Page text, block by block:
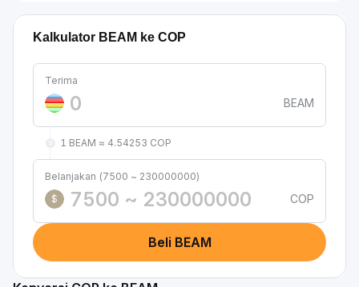
Kalkulator BEAM ke COP
Terima
BEAM
1 BEAM ≈ 4.54253 COP
Belanjakan (7500 ~ 230000000)
$
COP
Beli BEAM